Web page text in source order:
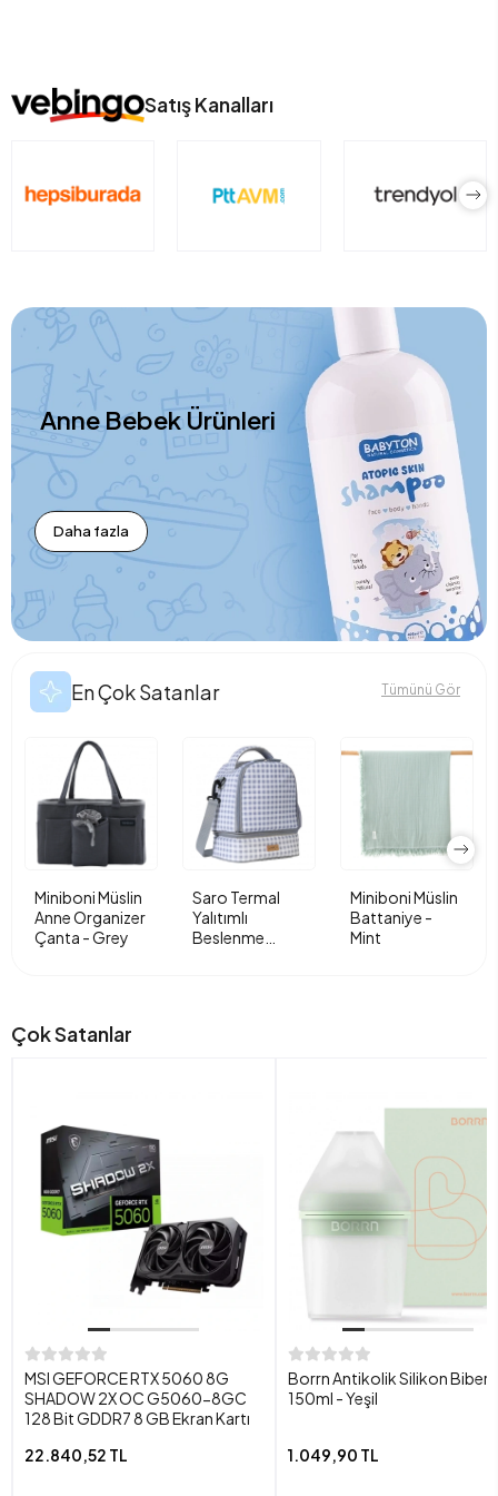
Satış Kanalları
Anne Bebek Ürünleri
Daha fazla
En Çok Satanlar Tümünü Gör
Miniboni Müslin
Anne Organizer
Çanta - Grey
Saro Termal
Yalıtımlı
Beslenme
Miniboni Müslin
Battaniye -
Mint
Çok Satanlar
MSI GEFORCE RTX 5060 8G
SHADOW 2X OC G5060-8GC
128 Bit GDDR7 8 GB Ekran Kartı
22.840,52 TL
Borrn Antikolik Silikon
150ml - Yeşil
1.049,90 TL